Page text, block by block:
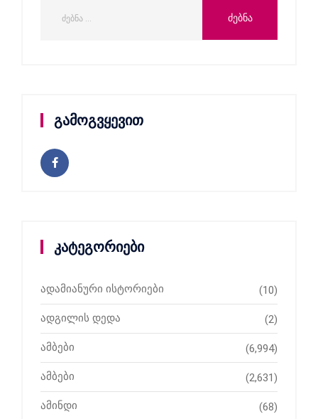
გამოგვყევით
კატეგორიები
ადამიანური ისტორიები (10)
ადგილის დედა (2)
ამბები (6,994)
ამბები (2,631)
ამინდი (68)